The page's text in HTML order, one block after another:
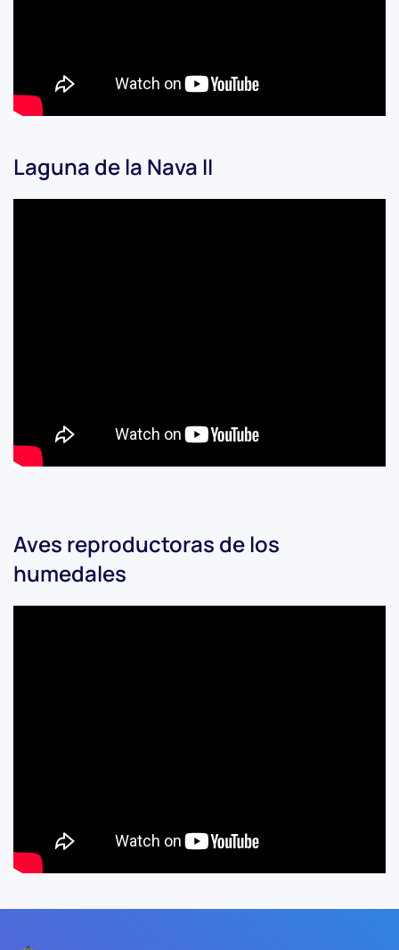
Laguna de la Nava II
Aves reproductoras de los
humedales